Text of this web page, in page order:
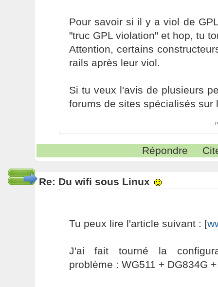
Pour savoir si il y a viol de
"truc GPL violation" et hop, tu
Attention, certains
rails après leur viol.
Si tu veux l'avis de plusieurs
forums de sites spécialisés sur
Répondre
Re: Du wifi sous Linux
Tu peux lire l'article suivant : [
J'ai fait tourné la
problème : WG511 + DG834G